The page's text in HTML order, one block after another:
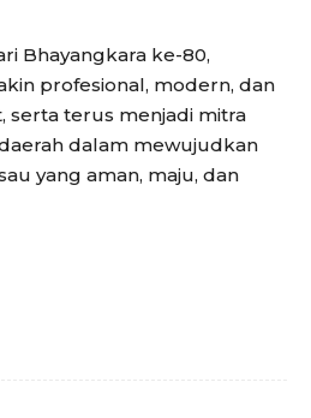
Bhayangkara ke-80,
profesional, modern, dan
serta terus menjadi mitra
dalam mewujudkan
yang aman, maju, dan